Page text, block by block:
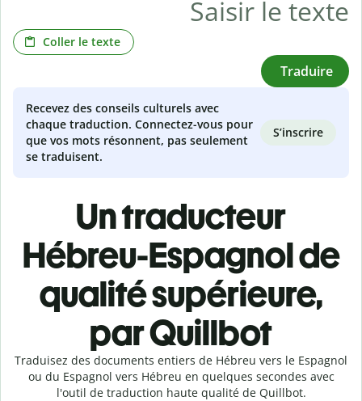
Coller le texte
Traduire
Recevez des conseils culturels avec
chaque traduction. Connectez-vous pour
que vos mots résonnent, pas seulement
se traduisent.
S’inscrire
Un traducteur
Hébreu-Espagnol de
qualité supérieure,
par Quillbot
Traduisez des documents entiers de Hébreu vers le Espagnol
ou du Espagnol vers Hébreu en quelques secondes avec
l'outil de traduction haute qualité de Quillbot.